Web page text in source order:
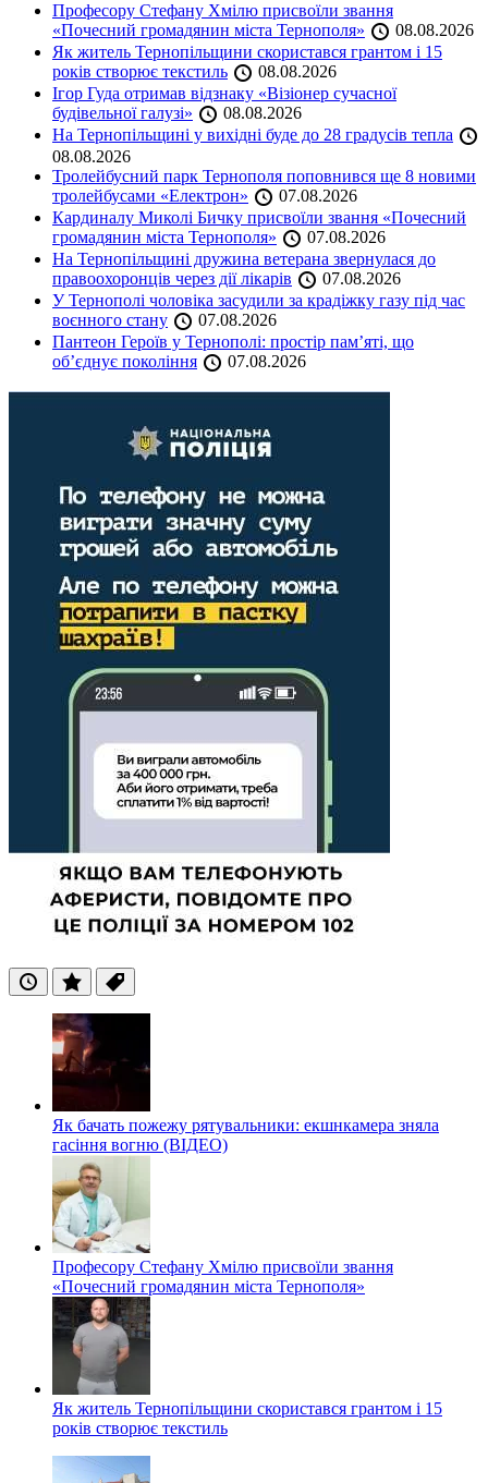
Професору Стефану Хмілю присвоїли звання
«Почесний громадянин міста Тернополя»
08.08.2026
Як житель Тернопільщини скористався грантом і 15
років створює текстиль
08.08.2026
Ігор Гуда отримав відзнаку «Візіонер сучасної
будівельної галузі»
08.08.2026
На Тернопільщині у вихідні буде до 28 градусів тепла
08.08.2026
Тролейбусний парк Тернополя поповнився ще 8 новими
тролейбусами «Електрон»
07.08.2026
Кардиналу Миколі Бичку присвоїли звання «Почесний
громадянин міста Тернополя»
07.08.2026
На Тернопільщині дружина ветерана звернулася до
правоохоронців через дії лікарів
07.08.2026
У Тернополі чоловіка засудили за крадіжку газу під час
воєнного стану
07.08.2026
Пантеон Героїв у Тернополі: простір пам’яті, що
об’єднує покоління
07.08.2026
ОстанніПопулярні
Теги
Як бачать пожежу рятувальники: екшнкамера зняла
гасіння вогню (ВІДЕО)
Професору Стефану Хмілю присвоїли звання
«Почесний громадянин міста Тернополя»
Як житель Тернопільщини скористався грантом і 15
років створює текстиль